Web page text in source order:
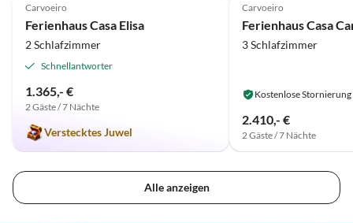
Carvoeiro
Ferienhaus Casa Elisa
2 Schlafzimmer
Schnellantworter
1.365,- €
2 Gäste / 7 Nächte
Verstecktes Juwel
Carvoeiro
Ferienhaus Casa
3 Schlafzimmer
Kostenlose Stornierung
2.410,- €
2 Gäste / 7 Nächte
Alle anzeigen